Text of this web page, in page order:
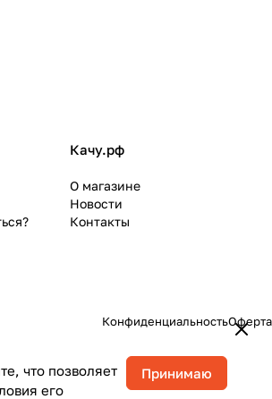
Качу.рф
О магазине
Новости
Контакты
КонфиденциальностьОферта
что позволяет
его
Принимаю